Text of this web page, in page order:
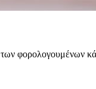
των φορολογουμένων